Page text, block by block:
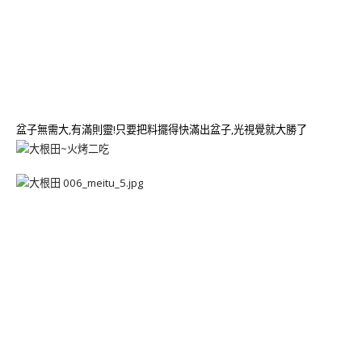
盆子無需大,有滿則靈!只要把料擺得快滿出盆子,光視覺就大勝了